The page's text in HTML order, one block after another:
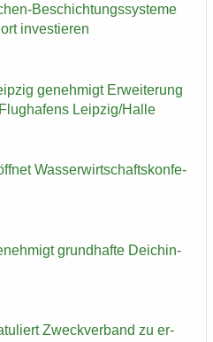
​Beschichtungssysteme
in­ves­tie­ren
ge­neh­migt Er­wei­te­rung
Leip­zig/Halle
Was­ser­wirt­schafts­kon­fe­
grund­haf­te Deich­in­
Zweck­ver­band zu er­